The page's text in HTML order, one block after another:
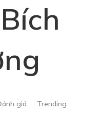
giá Trending